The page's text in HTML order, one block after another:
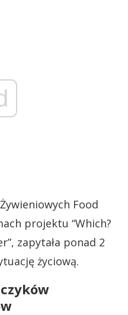
Food
projektu “Which?
zapytała ponad 2
życiową.